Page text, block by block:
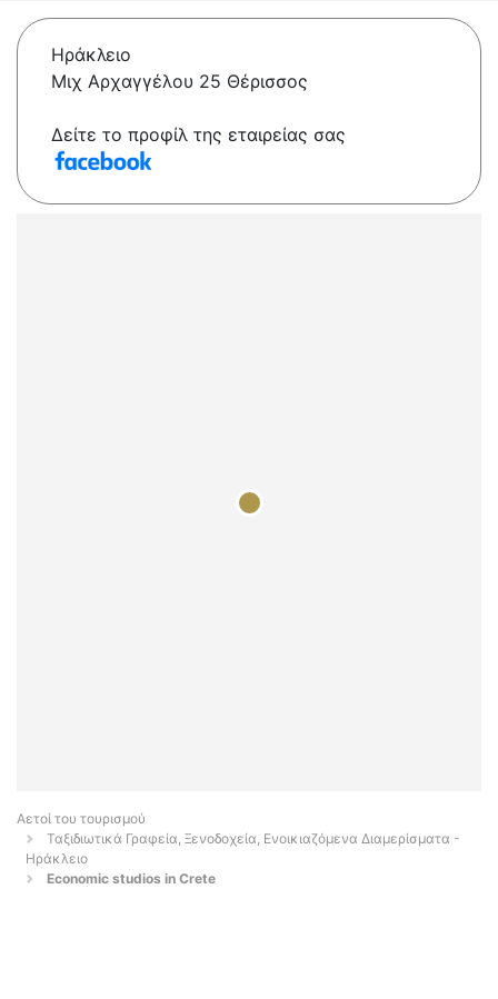
Ηράκλειο
Μιχ Αρχαγγέλου 25 Θέρισσος
Δείτε το προφίλ της εταιρείας σας
Αετοί του τουρισμού
Ταξιδιωτικά Γραφεία, Ξενοδοχεία, Ενοικιαζόμενα Διαμερίσματα -
Ηράκλειο
Economic studios in Crete